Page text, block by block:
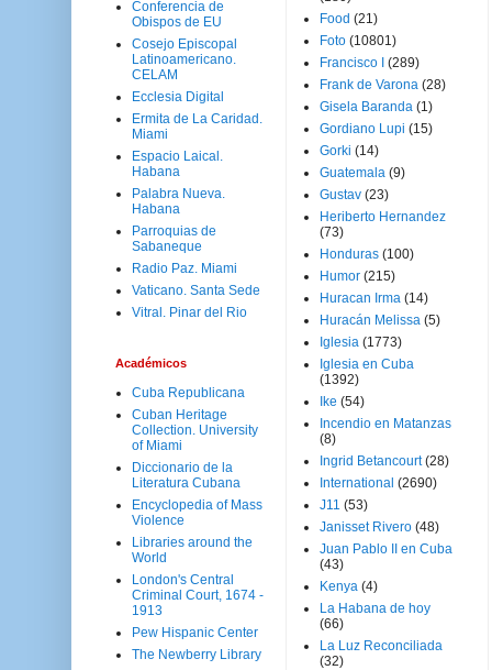
Conferencia de
Obispos de EU
Cosejo Episcopal
Latinoamericano.
CELAM
Ecclesia Digital
Ermita de La Caridad.
Miami
Espacio Laical.
Habana
Palabra Nueva.
Habana
Parroquias de
Sabaneque
Radio Paz. Miami
Vaticano. Santa Sede
Vitral. Pinar del Rio
Académicos
Cuba Republicana
Cuban Heritage
Collection. University
of Miami
Diccionario de la
Literatura Cubana
Encyclopedia of Mass
Violence
Libraries around the
World
London's Central
Criminal Court, 1674 -
1913
Pew Hispanic Center
The Newberry Library
Food (21)
Foto (10801)
Francisco I
(289)
Frank de Varona (28)
Gisela Baranda (1)
Gordiano Lupi (15)
Gorki (14)
Guatemala (9)
Gustav (23)
Heriberto Hernandez
(73)
Honduras (100)
Humor (215)
Huracan Irma (14)
Huracán Melissa (5)
Iglesia (1773)
Iglesia en Cuba
(1392)
Ike (54)
Incendio en Matanzas
(8)
Ingrid Betancourt (28)
International (2690)
J11 (53)
Janisset Rivero (48)
Juan Pablo II en Cuba
(43)
Kenya (4)
La Habana de hoy
(66)
La Luz Reconciliada
(32)